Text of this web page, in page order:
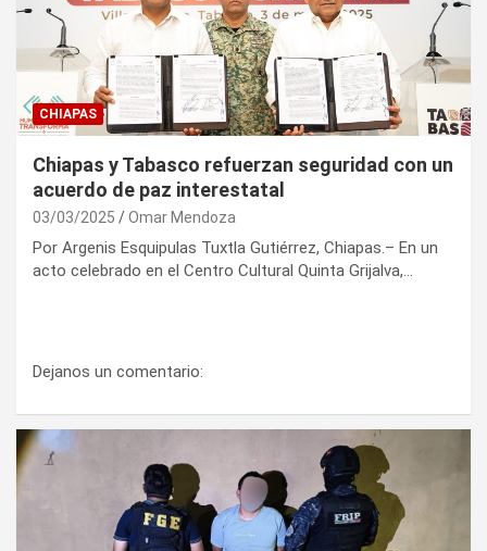
CHIAPAS
Chiapas y Tabasco refuerzan seguridad con un
acuerdo de paz interestatal
03/03/2025 Omar Mendoza
Por Argenis Esquipulas Tuxtla Gutiérrez, Chiapas.– En un
acto celebrado en el Centro Cultural Quinta Grijalva,…
Dejanos un comentario: